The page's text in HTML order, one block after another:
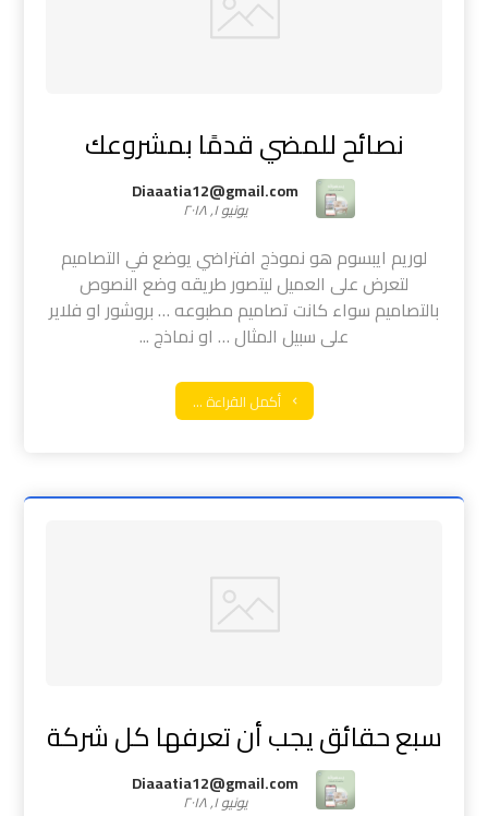
نصائح للمضي قدمًا بمشروعك
Diaaatia12@gmail.com
يونيو ١, ٢٠١٨
لوريم ايبسوم هو نموذج افتراضي يوضع في التصاميم
لتعرض على العميل ليتصور طريقه وضع النصوص
بالتصاميم سواء كانت تصاميم مطبوعه … بروشور او فلاير
على سبيل المثال … او نماذج ...
أكمل القراءة ...
سبع حقائق يجب أن تعرفها كل شركة
Diaaatia12@gmail.com
يونيو ١, ٢٠١٨